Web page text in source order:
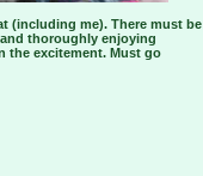
(including me). There must be
thoroughly enjoying
the excitement. Must go